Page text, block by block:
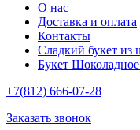
О нас
Доставка и оплата
Контакты
Сладкий букет из
Букет
+7(812) 666-07-28
Заказать звонок